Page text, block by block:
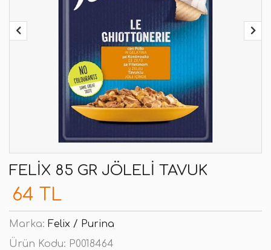
FELIX 85 GR JÖLELI TAVUK
64 TL
Marka: Felix / Purina
Ürün Kodu: P0018464